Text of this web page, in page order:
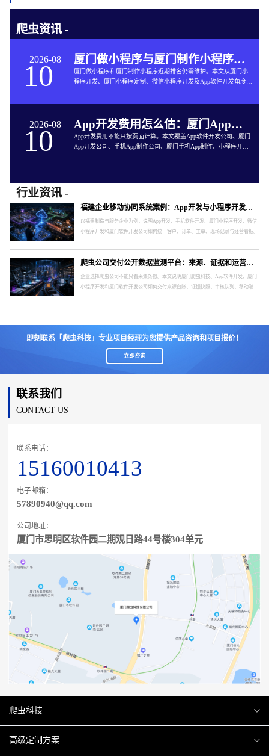
爬虫资讯 -
2026-08
10 厦门做小程序与厦门制作小程序：本地生活门店怎样统一会员、预约和订单
厦门做小程序和厦门制作小程序近期排名仍需维护。本文从厦门小
程序开发、厦门小程序定制、微信小程序开发及App软件开发角度说
2026-08
10 App开发费用怎么估：厦门App开发公司从功能到验收的预算拆分方法
App开发费用不能只按页面计算。本文覆盖App软件开发公司、厦门
App开发公司、手机App制作公司、厦门手机App制作、小程序开发
行业资讯 -
福建企业移动协同系统案例：App开发与小程序开发怎样连接订单和现场服务
以福建制造与服务企业为例，说明App开发、手机软件开发、厦门小程序开发、微信
小程序开发和厦门软件开发公司如何统一客户、订单、工单、现场记录与经营看板。
爬虫公司交付公开数据监测平台：来源、证据和运营指标怎么验收
企业选择爬虫公司不能只看采集条数。本文说明厦门爬虫科技、App软件开发、厦门
小程序开发和厦门软件开发公司如何交付来源台账、证据快照、审核队列、移动端与
即刻联系「爬虫科技」专业项目经理为您提供产品咨询和项目报价！
立即咨询
联系我们
CONTACT US
联系电话：
15160010413
电子邮箱：
57890940@qq.com
公司地址：
厦门市思明区软件园二期观日路44号楼304单元
爬虫科技
爬虫案例
高级定制方案